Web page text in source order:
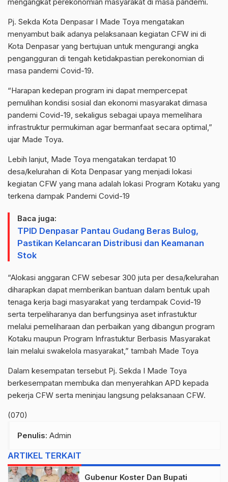
Pj. Sekda Kota Denpasar I Made Toya mengatakan
menyambut baik adanya pelaksanaan kegiatan CFW ini di
Kota Denpasar yang bertujuan untuk mengurangi angka
pengangguran di tengah ketidakpastian perekonomian di
masa pandemi Covid-19.
“Harapan kedepan program ini dapat mempercepat
pemulihan kondisi sosial dan ekonomi masyarakat dimasa
pandemi Covid-19, sekaligus sebagai upaya memelihara
infrastruktur permukiman agar bermanfaat secara optimal,”
ujar Made Toya.
Lebih lanjut, Made Toya mengatakan terdapat 10
desa/kelurahan di Kota Denpasar yang menjadi lokasi
kegiatan CFW yang mana adalah lokasi Program Kotaku yang
terkena dampak Pandemi Covid-19
Baca juga:
TPID Denpasar Pantau Gudang Beras Bulog,
Pastikan Kelancaran Distribusi dan Keamanan
Stok
“Alokasi anggaran CFW sebesar 300 juta per desa/kelurahan
diharapkan dapat memberikan bantuan dalam bentuk upah
tenaga kerja bagi masyarakat yang terdampak Covid-19
serta terpeliharanya dan berfungsinya aset infrastuktur
melalui pemeliharaan dan perbaikan yang dibangun program
Kotaku maupun Program Infrastuktur Berbasis Masyarakat
lain melalui swakelola masyarakat,” tambah Made Toya
Dalam kesempatan tersebut Pj. Sekda I Made Toya
berkesempatan membuka dan menyerahkan APD kepada
pekerja CFW serta meninjau langsung pelaksanaan CFW.
(070)
Penulis: Admin
ARTIKEL TERKAIT
Gubenur Koster Dan Bupati